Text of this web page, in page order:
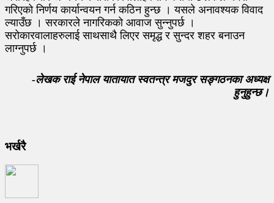
गरिएको निर्णय कार्यान्वयन गर्न कठिन हुन्छ । यसले अनावश्यक विवाद
ल्याउँछ । सरकारले नागरिकको आवाज सुन्नुपर्छ ।
सरोकारवालाहरुलाई साथसाथै लिएर समृद्ध र सुन्दर शहर बनाउन
लाग्नुपर्छ ।
-लेखक राई नेपाल यातायात स्वतन्त्र मजदुर सङ्गठनका अध्यक्ष
हुनुहुन्छ।
भर्खरै